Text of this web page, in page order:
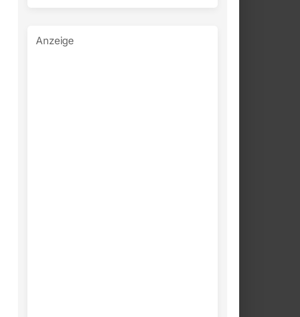
Anzeige